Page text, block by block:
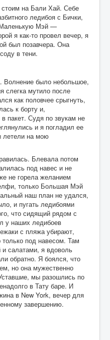
на Бали Хай. Себе
ледибоя с Бички,
Мэй —
я как-то провел вечер, я
был позавчера. Она
в тени.
Волнение было небольшое,
слегка мутило после
как половчее срыгнуть,
к борту и,
пакет. Судя по звукам не
и я погладил ее
летели на мою
Блевала потом
под навес и не
не горела желанием
только Большая Мэй
наш план не удался,
и пугать ледибоями
что сидящий рядом с
у наших ледибоев
с пляжа убирают,
под навесом. Там
салатами, я вдоволь
обратно. Я боялся, что
но она мужественно
мы разошлись по
в Тату баре. И
в New York, вечер для
завершению.